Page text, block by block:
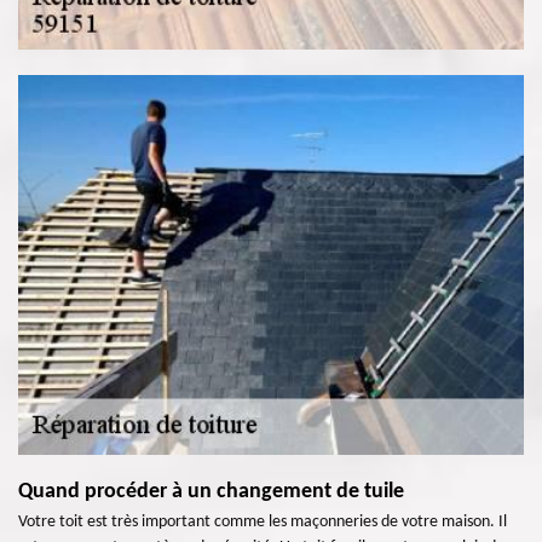
Quand procéder à un changement de tuile
Votre toit est très important comme les maçonneries de votre maison. Il